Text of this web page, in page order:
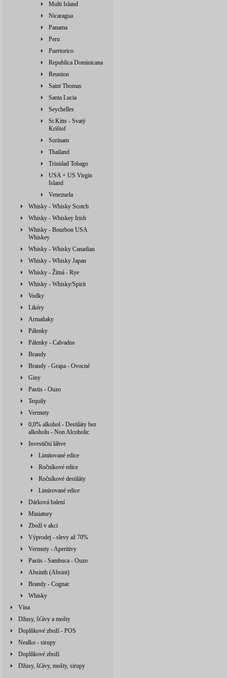
Multi Island
Nicaragua
Panama
Peru
Puertorico
Republica Dominicana
Reunion
Saint Thomas
Santa Lucia
Seychelles
St.Kitts - Svatý
Krištof
Surinam
Thailand
Trinidad Tobago
USA + US Virgin
Island
Venezuela
Whisky - Whisky Scotch
Whisky - Whiskey Irish
Whisky - Bourbon USA
Whiskey
Whisky - Whisky Canadian
Whisky - Whisky Japan
Whisky - Žitná - Rye
Whisky - Whisky/Spirit
Vodky
Likéry
Armaňaky
Pálenky
Pálenky - Calvados
Brandy
Brandy - Grapa - Ovocné
Giny
Pastis - Ouzo
Tequily
Vermuty
0,0% alkohol - Destiláty bez
alkoholu - Non Alcoholic
Investiční láhve
Limitované edice
Ročníkové edice
Ročníkové destiláty
Limirované edice
Dárková balení
Miniatury
Zboží v akci
Výprodej - slevy až 70%
Vermuty - Aperitivy
Pastis - Sambuca - Ouzo
Absinth (Absint)
Brandy - Cognac
Whisky
Vína
Džusy, šťávy a mošty
Doplňkové zboží - POS
Nealko - sirupy
Doplňkové zboží
Džusy, šťávy, mošty, sirupy